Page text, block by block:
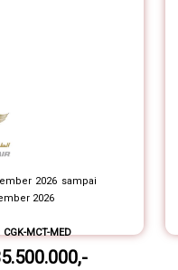
2026 sampai
2026
CGK-MCT-MED